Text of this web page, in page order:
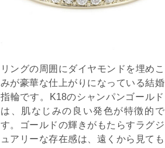
リングの周囲にダイヤモンドを埋めこ
みが豪華な仕上がりになっている結婚
指輪です。K18のシャンパンゴールド
は、肌なじみの良い発色が特徴的で
す。ゴールドの輝きがもたらすラグジ
ュアリーな存在感は、遠くから見ても